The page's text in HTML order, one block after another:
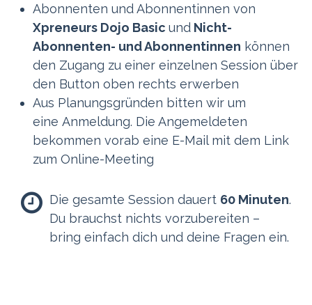
Abonnenten und Abonnentinnen von
Xpreneurs Dojo Basic und Nicht-
Abonnenten- und Abonnentinnen können
den Zugang zu einer einzelnen Session über
den Button oben rechts erwerben
Aus Planungsgründen bitten wir um
eine Anmeldung. Die Angemeldeten
bekommen vorab eine E-Mail mit dem Link
zum Online-Meeting
Die gesamte Session dauert 60 Minuten.
Du brauchst nichts vorzubereiten –
bring einfach dich und deine Fragen ein.